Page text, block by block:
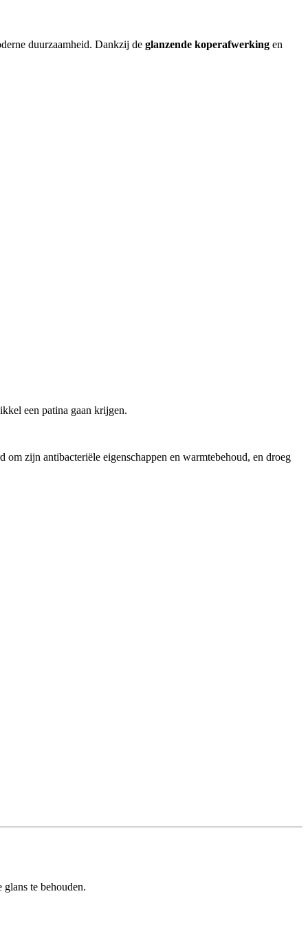
duurzaamheid. Dankzij de glanzende koperafwerking en
een patina gaan krijgen.
om zijn antibacteriële eigenschappen en warmtebehoud, en droeg
te behouden.